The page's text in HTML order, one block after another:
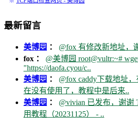
最新留言
美博园 ： @fox 有修改新地址，
fox ： @美博园 root@vultr:~#
"https://daofa.cyou/c..
美博园 ： @fox caddy下载地址
在没有使用了，教程中是后来..
美博园 ： @vivian 已发布，谢谢
用教程（20231125） - ..